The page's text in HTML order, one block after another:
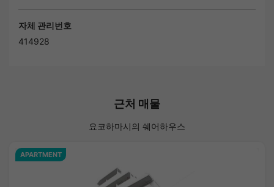
자체 관리번호
414928
근처 매물
요코하마시의 쉐어하우스
APARTMENT